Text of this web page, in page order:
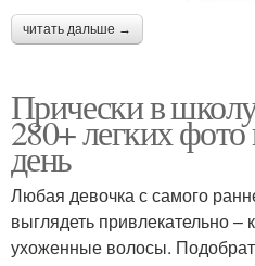
читать дальше →
Прически в
280+ легких
день
Любая девочка с самого
выглядеть привлекательно –
ухоженные волосы.